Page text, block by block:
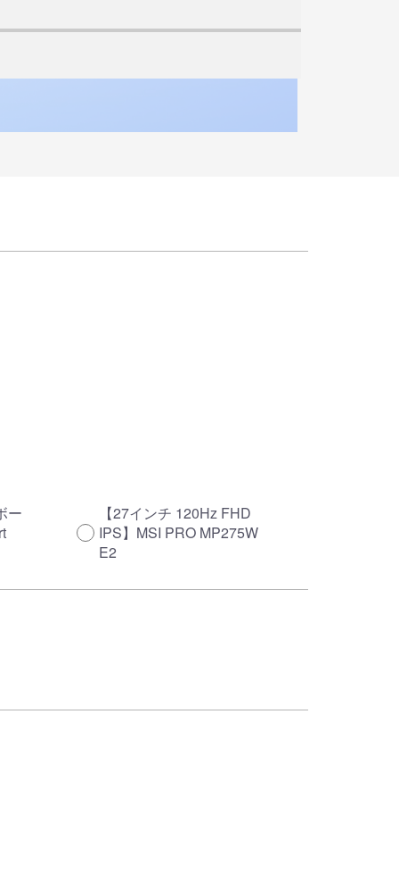
ー
【27インチ 120Hz FHD
IPS】MSI PRO MP275W
E2